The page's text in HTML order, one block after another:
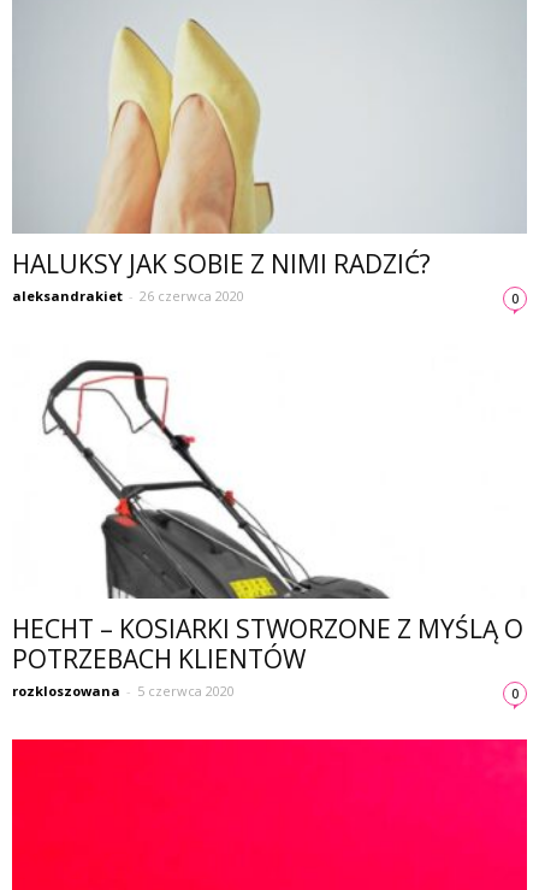
HALUKSY JAK SOBIE Z NIMI RADZIĆ?
aleksandrakiet - 26 czerwca 2020 0
HECHT – KOSIARKI STWORZONE Z MYŚLĄ O
POTRZEBACH KLIENTÓW
rozkloszowana - 5 czerwca 2020 0